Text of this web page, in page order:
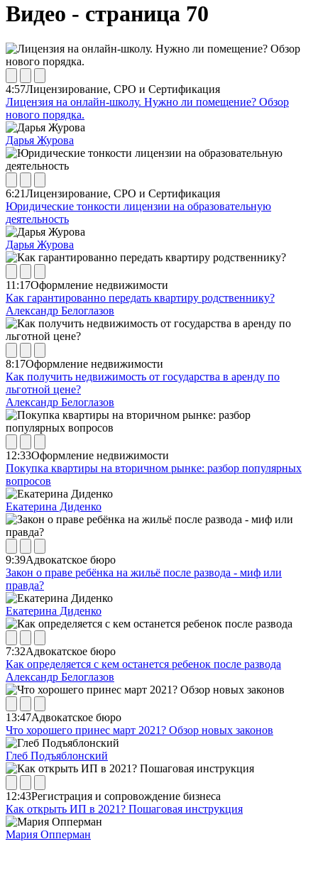
Видео - страница 70
4:57Лицензирование, СРО и Сертификация
Лицензия на онлайн-школу. Нужно ли помещение? Обзор
нового порядка.
Дарья Журова
6:21Лицензирование, СРО и Сертификация
Юридические тонкости лицензии на образовательную
деятельность
Дарья Журова
11:17Оформление недвижимости
Как гарантированно передать квартиру родственнику?
Александр Белоглазов
8:17Оформление недвижимости
Как получить недвижимость от государства в аренду по
льготной цене?
Александр Белоглазов
12:33Оформление недвижимости
Покупка квартиры на вторичном рынке: разбор популярных
вопросов
Екатерина Диденко
9:39Адвокатское бюро
Закон о праве ребёнка на жильё после развода - миф или
правда?
Екатерина Диденко
7:32Адвокатское бюро
Как определяется с кем останется ребенок после развода
Александр Белоглазов
13:47Адвокатское бюро
Что хорошего принес март 2021? Обзор новых законов
Глеб Подъяблонский
12:43Регистрация и сопровождение бизнеса
Как открыть ИП в 2021? Пошаговая инструкция
Мария Опперман